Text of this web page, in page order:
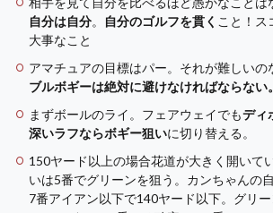
自分は自分。 自分のゴルフを貫く こと！ス
大事なこと
アマチュアの目標はパー。それが難しいの
ブルボギーは絶対に避けなければならない
まずボールのライ。フェアウェイでもディ
深いラフならボギー狙いに切り替える。
150ヤード以上の場合花道が大きく開いて
いは5番でグリーンを狙う。カンちゃんの
7番アイアン以下で140ヤード以下。グリ